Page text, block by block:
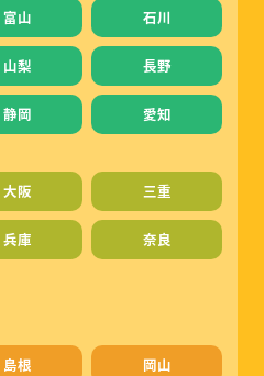
富山 石川
山梨 長野
静岡
愛知
大阪 三重
兵庫 奈良
島根 岡山